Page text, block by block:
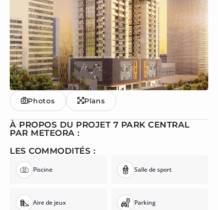
Photos Plans
À PROPOS DU PROJET 7 PARK CENTRAL
PAR METEORA :
LES COMMODITÉS :
Piscine Salle de sport
Aire de jeux Parking